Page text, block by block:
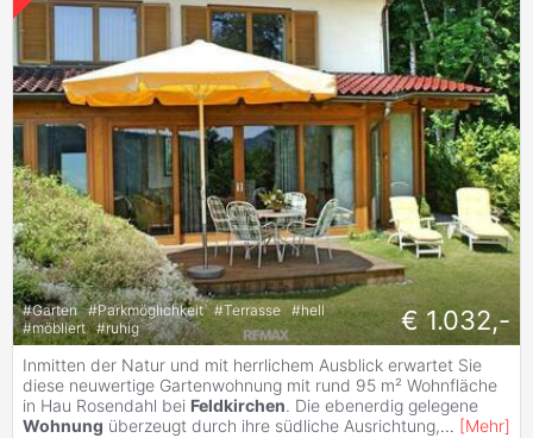
#Garten #Parkmöglichkeit #Terrasse #hell
#möbliert #ruhig € 1.032,-
Inmitten der Natur und mit herrlichem Ausblick erwartet Sie
diese neuwertige Gartenwohnung mit rund 95 m² Wohnfläche
in Hau Rosendahl bei Feldkirchen. Die ebenerdig gelegene
Wohnung überzeugt durch ihre südliche Ausrichtung,... [Mehr]